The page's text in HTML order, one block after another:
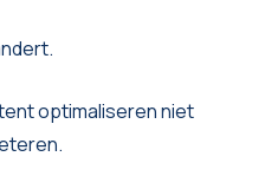
optimaliseren niet